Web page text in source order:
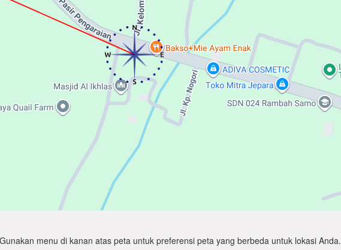
menu di kanan atas peta untuk preferensi peta yang berbeda untuk lokasi Anda.